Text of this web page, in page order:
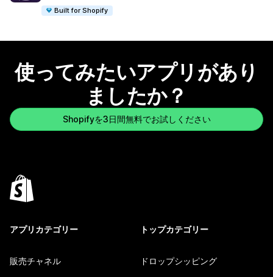
Built for Shopify
使ってみたいアプリがあり
ましたか？
Shopifyを3日間無料でお試しください
アプリカテゴリー
販売チャネル
トップカテゴリー
ドロップシッピング